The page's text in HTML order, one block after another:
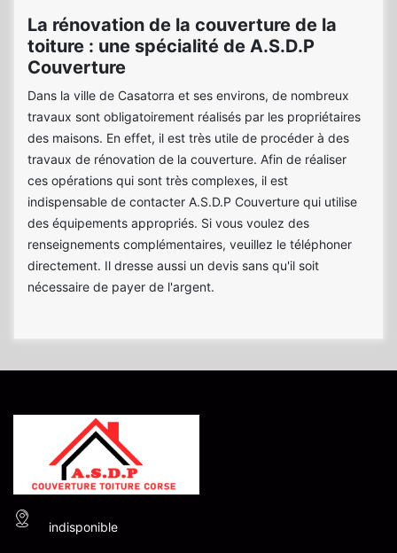
La rénovation de la couverture de la
toiture : une spécialité de A.S.D.P
Couverture
Dans la ville de Casatorra et ses environs, de nombreux
travaux sont obligatoirement réalisés par les propriétaires
des maisons. En effet, il est très utile de procéder à des
travaux de rénovation de la couverture. Afin de réaliser
ces opérations qui sont très complexes, il est
indispensable de contacter A.S.D.P Couverture qui utilise
des équipements appropriés. Si vous voulez des
renseignements complémentaires, veuillez le téléphoner
directement. Il dresse aussi un devis sans qu'il soit
nécessaire de payer de l'argent.
indisponible